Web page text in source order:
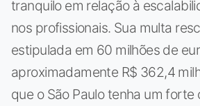
tranquilo em relação à
nos profissionais. Sua multa
estipulada em 60 milhões de
aproximadamente R$ 362,4
que o São Paulo tenha um forte